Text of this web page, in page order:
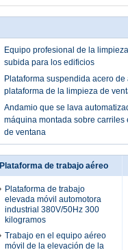
Equipo profesional de la
subida para los edificios
Plataforma suspendida acero
plataforma de la limpieza de
Andamio que se lava
máquina montada sobre carriles
de ventana
Plataforma de trabajo aéreo
Plataforma de trabajo
elevada móvil automotora
industrial 380V/50Hz 300
kilogramos
Trabajo en el equipo aéreo
móvil de la elevación de la